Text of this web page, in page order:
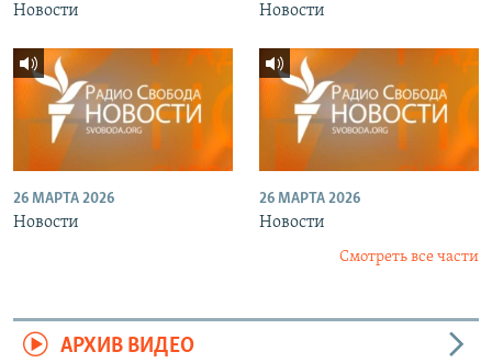
Новости Новости
26 МАРТА 2026
Новости
26 МАРТА 2026
Новости
Смотреть все части
АРХИВ ВИДЕО